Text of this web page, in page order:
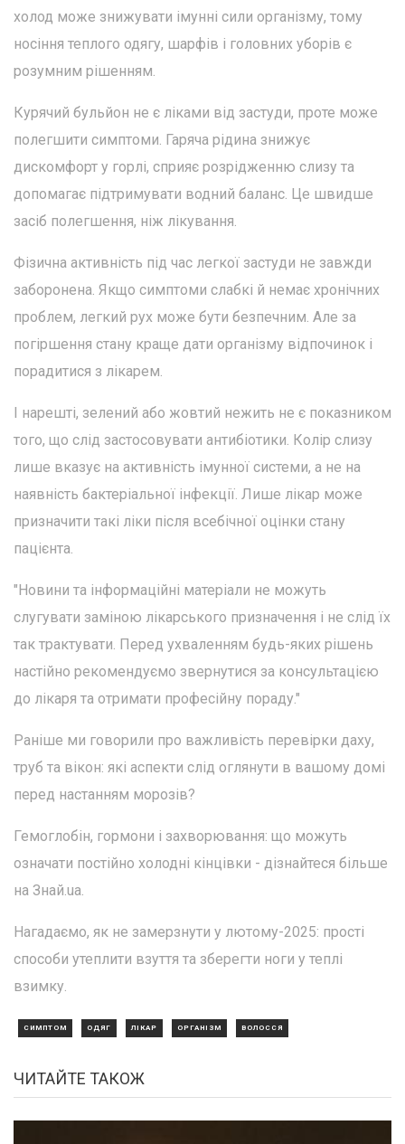
холод може знижувати імунні сили організму, тому
носіння теплого одягу, шарфів і головних уборів є
розумним рішенням.
Курячий бульйон не є ліками від застуди, проте може
полегшити симптоми. Гаряча рідина знижує
дискомфорт у горлі, сприяє розрідженню слизу та
допомагає підтримувати водний баланс. Це швидше
засіб полегшення, ніж лікування.
Фізична активність під час легкої застуди не завжди
заборонена. Якщо симптоми слабкі й немає хронічних
проблем, легкий рух може бути безпечним. Але за
погіршення стану краще дати організму відпочинок і
порадитися з лікарем.
І нарешті, зелений або жовтий нежить не є показником
того, що слід застосовувати антибіотики. Колір слизу
лише вказує на активність імунної системи, а не на
наявність бактеріальної інфекції. Лише лікар може
призначити такі ліки після всебічної оцінки стану
пацієнта.
"Новини та інформаційні матеріали не можуть
слугувати заміною лікарського призначення і не слід їх
так трактувати. Перед ухваленням будь-яких рішень
настійно рекомендуємо звернутися за консультацією
до лікаря та отримати професійну пораду."
Раніше ми говорили про важливість перевірки даху,
труб та вікон: які аспекти слід оглянути в вашому домі
перед настанням морозів?
Гемоглобін, гормони і захворювання: що можуть
означати постійно холодні кінцівки - дізнайтеся більше
на Знай.ua.
Нагадаємо, як не замерзнути у лютому-2025: прості
способи утеплити взуття та зберегти ноги у теплі
взимку.
СИМПТОМ ОДЯГ ЛІКАР ОРГАНІЗМ ВОЛОССЯ
ЧИТАЙТЕ ТАКОЖ